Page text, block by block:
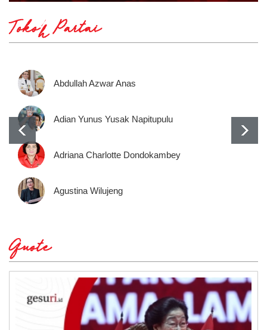
Tokoh Partai
Abdullah Azwar Anas
Adian Yunus Yusak Napitupulu
Adriana Charlotte Dondokambey
Agustina Wilujeng
Quote